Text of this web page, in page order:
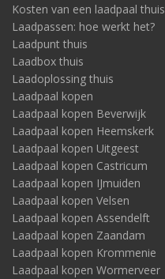
Kosten van een laadpaal thuis
Laadpassen: hoe werkt het?
Laadpunt thuis
Laadbox thuis
Laadoplossing thuis
Laadpaal kopen
Laadpaal kopen Beverwijk
Laadpaal kopen Heemskerk
Laadpaal kopen Uitgeest
Laadpaal kopen Castricum
Laadpaal kopen IJmuiden
Laadpaal kopen Velsen
Laadpaal kopen Assendelft
Laadpaal kopen Zaandam
Laadpaal kopen Krommenie
Laadpaal kopen Wormerveer